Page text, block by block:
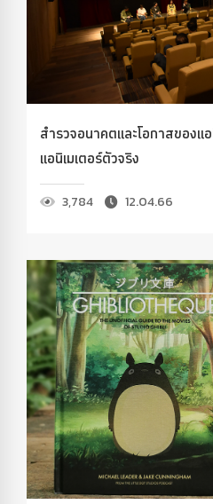
สำรวจอนาคตและโอกาสของแ
แอนิเมเตอร์ตัวจริง
3,784 12.04.66